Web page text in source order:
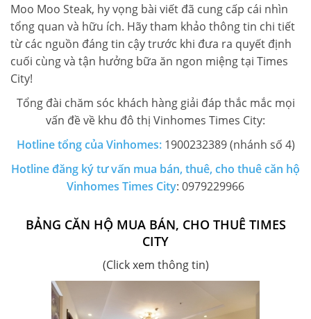
Moo Moo Steak, hy vọng bài viết đã cung cấp cái nhìn
tổng quan và hữu ích. Hãy tham khảo thông tin chi tiết
từ các nguồn đáng tin cậy trước khi đưa ra quyết định
cuối cùng và tận hưởng bữa ăn ngon miệng tại Times
City!
Tổng đài chăm sóc khách hàng giải đáp thắc mắc mọi
vấn đề về khu đô thị Vinhomes Times City:
Hotline tổng của Vinhomes:1900232389 (nhánh số 4)
Hotline đăng ký tư vấn mua bán, thuê, cho thuê căn hộ
Vinhomes Times City: 0979229966
BẢNG CĂN HỘ MUA BÁN, CHO THUÊ TIMES
CITY
(Click xem thông tin)